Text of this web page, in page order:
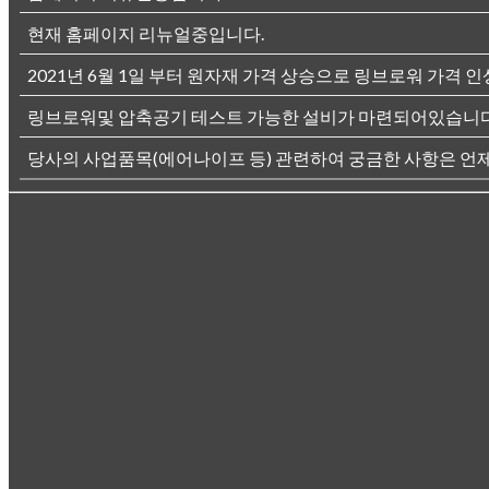
현재 홈페이지 리뉴얼중입니다.
2021년 6월 1일 부터 원자재 가격 상승으로 링브로워 가격 인
링브로워및 압축공기 테스트 가능한 설비가 마련되어있습니
당사의 사업품목(에어나이프 등) 관련하여 궁금한 사항은 언